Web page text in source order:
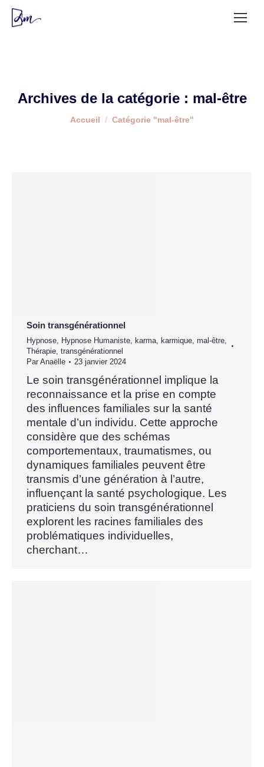
Archives de la catégorie : mal-être
Vous êtes ici :
Accueil Catégorie "mal-être"
Soin transgénérationnel
Hypnose, Hypnose Humaniste, karma, karmique, mal-être,
Thérapie, transgénérationnel
Par Anaëlle 23 janvier 2024
Le soin transgénérationnel implique la
reconnaissance et la prise en compte
des influences familiales sur la santé
mentale d’un individu. Cette approche
considère que des schémas
comportementaux, traumatismes, ou
dynamiques familiales peuvent être
transmis d’une génération à l’autre,
influençant la santé psychologique. Les
praticiens du soin transgénérationnel
explorent les racines familiales des
problématiques individuelles,
cherchant…